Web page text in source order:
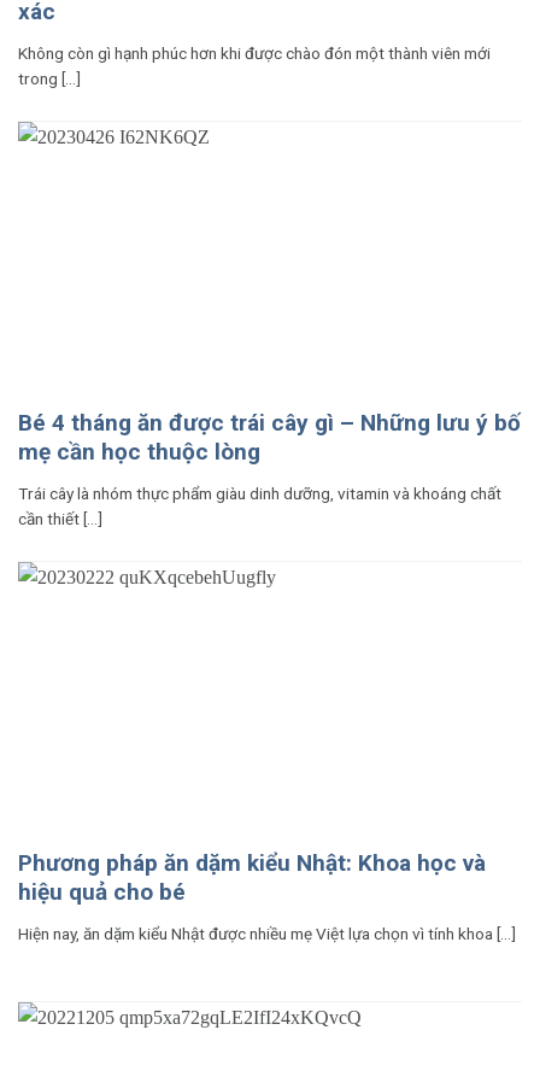
xác
Không còn gì hạnh phúc hơn khi được chào đón một thành viên mới
trong [...]
Bé 4 tháng ăn được trái cây gì – Những lưu ý bố
mẹ cần học thuộc lòng
Trái cây là nhóm thực phẩm giàu dinh dưỡng, vitamin và khoáng chất
cần thiết [...]
Phương pháp ăn dặm kiểu Nhật: Khoa học và
hiệu quả cho bé
Hiện nay, ăn dặm kiểu Nhật được nhiều mẹ Việt lựa chọn vì tính khoa [...]